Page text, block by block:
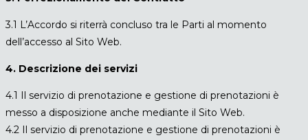
3.1 L’Accordo si riterrà concluso tra le Parti al momento
dell’accesso al Sito Web.
4. Descrizione dei servizi
4.1 Il servizio di prenotazione e gestione di prenotazioni è
messo a disposizione anche mediante il Sito Web.
4.2 Il servizio di prenotazione e gestione di prenotazioni è